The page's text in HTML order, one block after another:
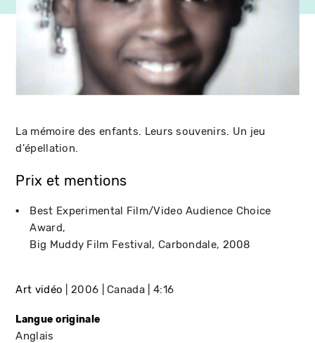
La mémoire des enfants. Leurs souvenirs. Un jeu
d'épellation.
Prix et mentions
Best Experimental Film/Video Audience Choice
Award
Big Muddy Film Festival
Carbondale 2008
Art vidéo 2006 Canada 4:16
Langue originale
Anglais